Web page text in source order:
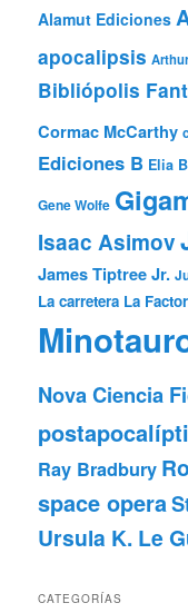
Alamut Ediciones
apocalipsis
Bibliópolis
Cormac McCarthy
Ediciones B Elia
Gene Wolfe
Isaac Asimov
James Tiptree Jr.
La carretera La
Nova Ciencia
Ray Bradbury
space opera
Ursula K. Le
CATEGORÍAS